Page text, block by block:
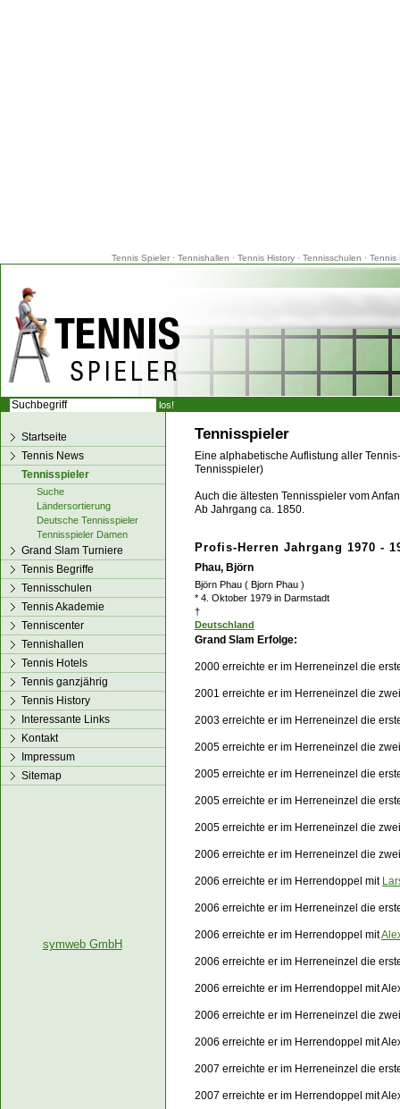
Tennis Spieler· Tennishallen · Tennis History· Tennisschulen · Tennis
Tennisspieler
Eine alphabetische Auflistung aller
Tennisspieler)
Auch die ältesten Tennisspieler vom
Ab Jahrgang ca. 1850.
Profis-Herren Jahrgang 1970 -
Phau, Björn
Björn Phau ( Bjorn Phau )
* 4. Oktober 1979 in Darmstadt
†
Deutschland
Grand Slam Erfolge:
2000 erreichte er im Herreneinzel die
2001 erreichte er im Herreneinzel die
2003 erreichte er im Herreneinzel die
2005 erreichte er im Herreneinzel die
2005 erreichte er im Herreneinzel die
2005 erreichte er im Herreneinzel die
2005 erreichte er im Herreneinzel die
2006 erreichte er im Herreneinzel die
2006 erreichte er im Herrendoppel mit
2006 erreichte er im Herreneinzel die
2006 erreichte er im Herrendoppel mit
2006 erreichte er im Herreneinzel die
2006 erreichte er im Herrendoppel mit
2006 erreichte er im Herreneinzel die
2006 erreichte er im Herrendoppel mit
2007 erreichte er im Herreneinzel die
2007 erreichte er im Herrendoppel mit
Startseite
Tennis News
Tennisspieler
Suche
Ländersortierung
Deutsche Tennisspieler
Tennisspieler Damen
Grand Slam Turniere
Tennis Begriffe
Tennisschulen
Tennis Akademie
Tenniscenter
Tennishallen
Tennis Hotels
Tennis ganzjährig
Tennis History
Interessante Links
Kontakt
Impressum
Sitemap
symweb GmbH
los!